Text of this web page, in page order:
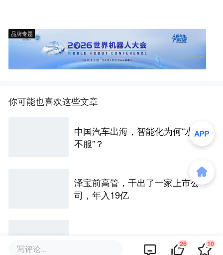
品牌专题
你可能也喜欢这些文章
中国汽车出海，智能化为何“水土
不服”？
泽宝前高管，干出了一家上市公
司，年入19亿
AI应用出海，下半场拼什么？
写评论... 26 10